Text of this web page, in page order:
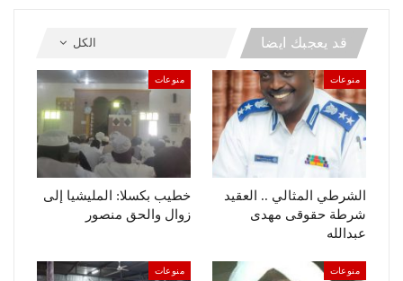
الكل قد يعجبك ايضا
منوعات
الشرطي المثالي .. العقيد
شرطة حقوقى مهدى
عبدالله
منوعات
خطيب بكسلا: المليشيا إلى
زوال والحق منصور
منوعات منوعات